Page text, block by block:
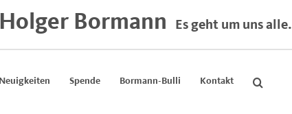
Holger Bormann Es geht um uns alle.
Neuigkeiten Spende Bormann-Bulli Kontakt